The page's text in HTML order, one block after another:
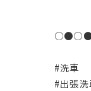
#洗車
#出張洗